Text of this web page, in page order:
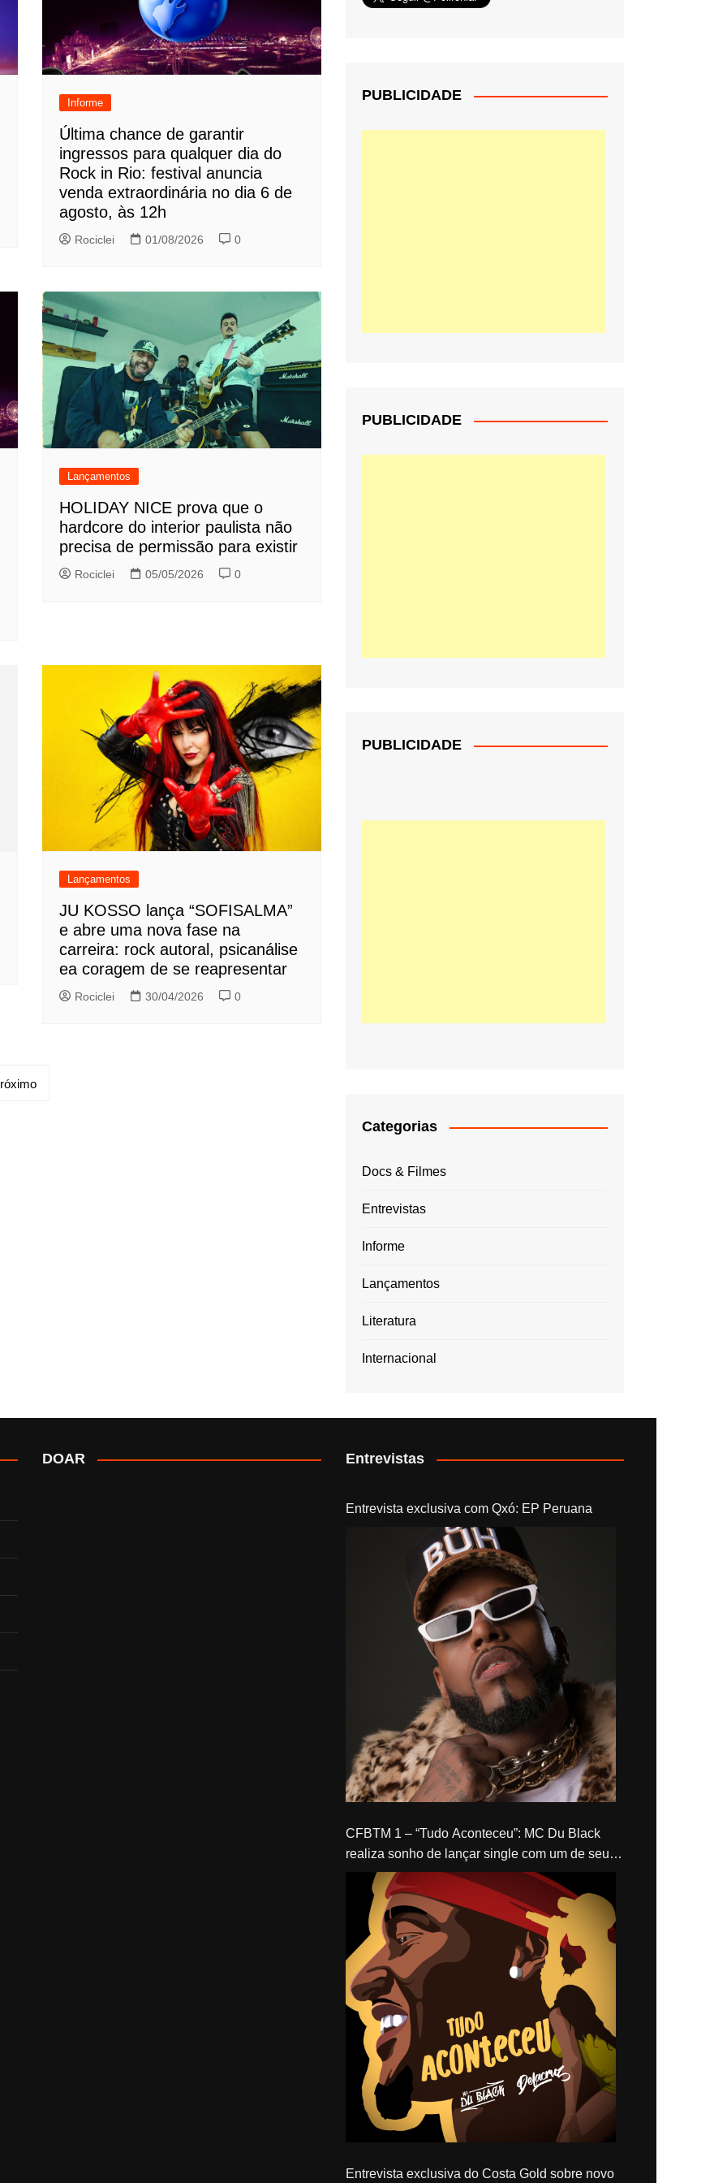
Informe
Última chance de garantir
ingressos para qualquer dia do
Rock in Rio: festival anuncia
venda extraordinária no dia 6 de
agosto, às 12h
Rociclei 01/08/2026 0
Lançamentos
HOLIDAY NICE prova que o
hardcore do interior paulista não
precisa de permissão para existir
Rociclei 05/05/2026 0
Lançamentos
JU KOSSO lança “SOFISALMA”
e abre uma nova fase na
carreira: rock autoral, psicanálise
ea coragem de se reapresentar
Rociclei 30/04/2026 0
PUBLICIDADE
PUBLICIDADE
PUBLICIDADE
Categorias
Docs & Filmes
Entrevistas
Informe
Lançamentos
Literatura
Internacional
DOAR Entrevistas
Entrevista exclusiva com Qxó: EP Peruana
CFBTM 1 – “Tudo Aconteceu”: MC Du Black
realiza sonho de lançar single com um de seus
ídolos, Delacruz
Entrevista exclusiva do Costa Gold sobre novo